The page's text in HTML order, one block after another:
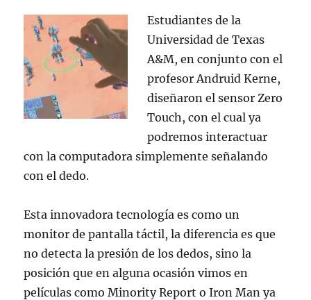
Estudiantes de la
Universidad de Texas
A&M, en conjunto con el
profesor Andruid Kerne,
diseñaron el sensor Zero
Touch, con el cual ya
podremos interactuar
con la computadora simplemente señalando
con el dedo.
Esta innovadora tecnología es como un
monitor de pantalla táctil, la diferencia es que
no detecta la presión de los dedos, sino la
posición que en alguna ocasión vimos en
películas como Minority Report o Iron Man ya